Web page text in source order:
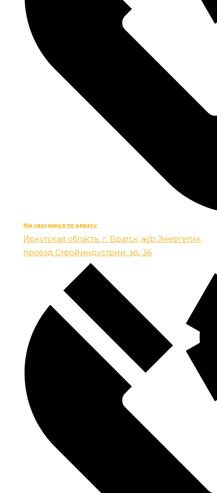
Мы находимся по адресу:
Иркутская область, г. Братск, ж/р Энергетик,
проезд Стройиндустрии, зд. 36